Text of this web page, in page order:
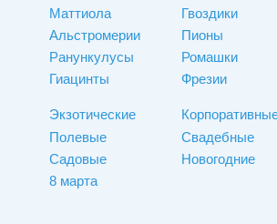
Маттиола
Альстромерии
Ранункулусы
Гиацинты
Экзотические
Гвоздики
Пионы
Ромашки
Фрезии
Полевые
Садовые
8 марта
Свадебные
Новогодние